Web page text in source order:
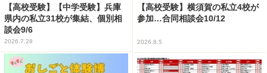
【高校受験】【中学受験】兵庫
県内の私立31校が集結、個別相
談会9/6
2026.7.28
【高校受験】横須賀の私立4校が
参加…合同相談会10/12
2026.8.5